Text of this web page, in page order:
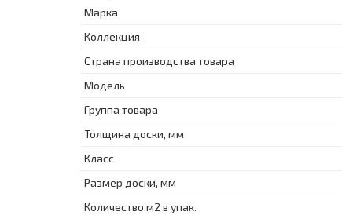
Марка
Коллекция
Страна производства товара
Модель
Группа товара
Толщина доски, мм
Класс
Размер доски, мм
Количество м2 в упак.